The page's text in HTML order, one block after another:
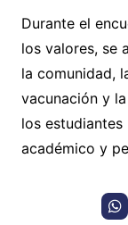
Durante el
los valores, se
la comunidad,
vacunación y
los
académico y